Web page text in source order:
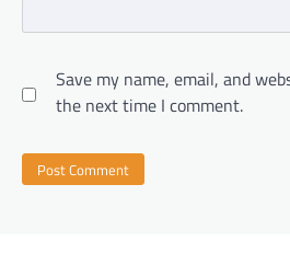
Save my name, email, and
the next time I comment.